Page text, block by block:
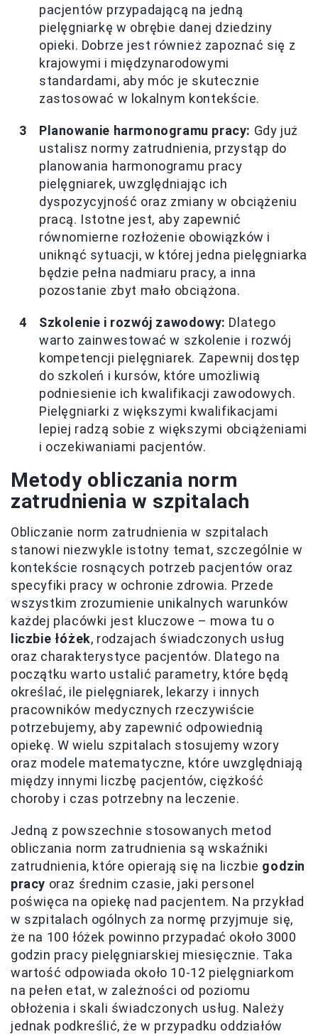
pacjentów przypadającą na jedną
pielęgniarkę w obrębie danej dziedziny
opieki. Dobrze jest również zapoznać się z
krajowymi i międzynarodowymi
standardami, aby móc je skutecznie
zastosować w lokalnym kontekście.
Planowanie harmonogramu pracy: Gdy już
ustalisz normy zatrudnienia, przystąp do
planowania harmonogramu pracy
pielęgniarek, uwzględniając ich
dyspozycyjność oraz zmiany w obciążeniu
pracą. Istotne jest, aby zapewnić
równomierne rozłożenie obowiązków i
uniknąć sytuacji, w której jedna pielęgniarka
będzie pełna nadmiaru pracy, a inna
pozostanie zbyt mało obciążona.
Szkolenie i rozwój zawodowy: Dlatego
warto zainwestować w szkolenie i rozwój
kompetencji pielęgniarek. Zapewnij dostęp
do szkoleń i kursów, które umożliwią
podniesienie ich kwalifikacji zawodowych.
Pielęgniarki z większymi kwalifikacjami
lepiej radzą sobie z większymi obciążeniami
i oczekiwaniami pacjentów.
Metody obliczania norm
zatrudnienia w szpitalach
Obliczanie norm zatrudnienia w szpitalach
stanowi niezwykle istotny temat, szczególnie w
kontekście rosnących potrzeb pacjentów oraz
specyfiki pracy w ochronie zdrowia. Przede
wszystkim zrozumienie unikalnych warunków
każdej placówki jest kluczowe – mowa tu o
liczbie łóżek, rodzajach świadczonych usług
oraz charakterystyce pacjentów. Dlatego na
początku warto ustalić parametry, które będą
określać, ile pielęgniarek, lekarzy i innych
pracowników medycznych rzeczywiście
potrzebujemy, aby zapewnić odpowiednią
opiekę. W wielu szpitalach stosujemy wzory
oraz modele matematyczne, które uwzględniają
między innymi liczbę pacjentów, ciężkość
choroby i czas potrzebny na leczenie.
Jedną z powszechnie stosowanych metod
obliczania norm zatrudnienia są wskaźniki
zatrudnienia, które opierają się na liczbie godzin
pracy oraz średnim czasie, jaki personel
poświęca na opiekę nad pacjentem. Na przykład
w szpitalach ogólnych za normę przyjmuje się,
że na 100 łóżek powinno przypadać około 3000
godzin pracy pielęgniarskiej miesięcznie. Taka
wartość odpowiada około 10-12 pielęgniarkom
na pełen etat, w zależności od poziomu
obłożenia i skali świadczonych usług. Należy
jednak podkreślić, że w przypadku oddziałów